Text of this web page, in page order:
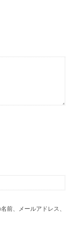
前、メールアドレス、